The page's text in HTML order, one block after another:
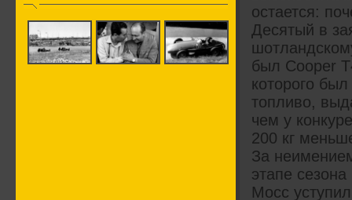
остается:
Десятый в
был Cooper
которого
топливо,
чем у
200 кг
За
этапе
Мосс